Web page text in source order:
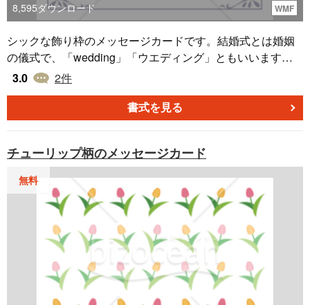
8,595ダウンロード WMF
シックな飾り枠のメッセージカードです。結婚式とは婚姻
の儀式で、「wedding」「ウエディング」ともいいます。
手作りの招待状やメッセージカード、席次表、席札、メニ
トアウトしてご利用ください。
3.0 2件
書式を見る
チューリップ柄のメッセージカード
無料